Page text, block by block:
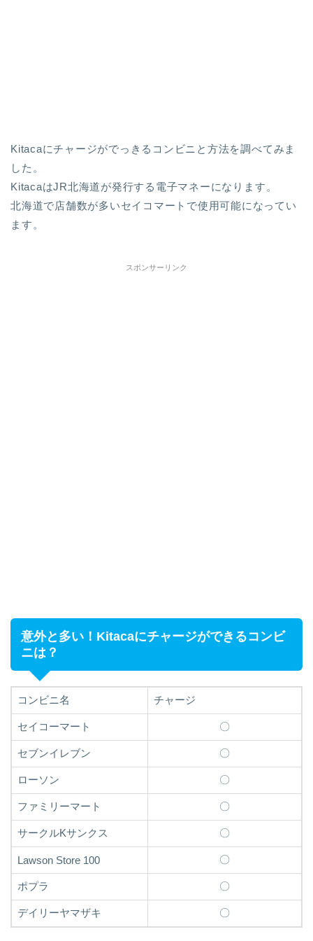
Kitacaにチャージがでっきるコンビニと方法を調べてみま
した。
KitacaはJR北海道が発行する電子マネーになります。
北海道で店舗数が多いセイコマートで使用可能になってい
ます。
スポンサーリンク
意外と多い！Kitacaにチャージができるコンビ
ニは？
コンビニ名 チャージ
セイコーマート 〇
セブンイレブン 〇
ローソン 〇
ファミリーマート 〇
サークルKサンクス 〇
Lawson Store 100 〇
ポプラ 〇
デイリーヤマザキ 〇